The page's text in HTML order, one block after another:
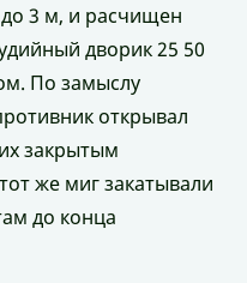
3 м, и расчищен
дворик 25 50
По замыслу
открывал
закрытым
же миг закатывали
до конца